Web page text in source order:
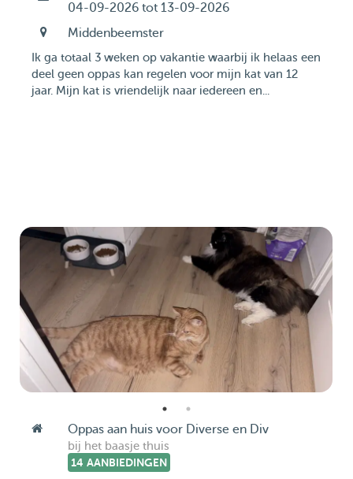
04-09-2026 tot 13-09-2026
Middenbeemster
Ik ga totaal 3 weken op vakantie waarbij ik helaas een
deel geen oppas kan regelen voor mijn kat van 12
jaar. Mijn kat is vriendelijk naar iedereen en...
Oppas aan huis voor Diverse en Div
bij het baasje thuis
14 AANBIEDINGEN